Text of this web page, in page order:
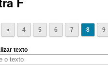
« 4 5 6 7 8 9
texto